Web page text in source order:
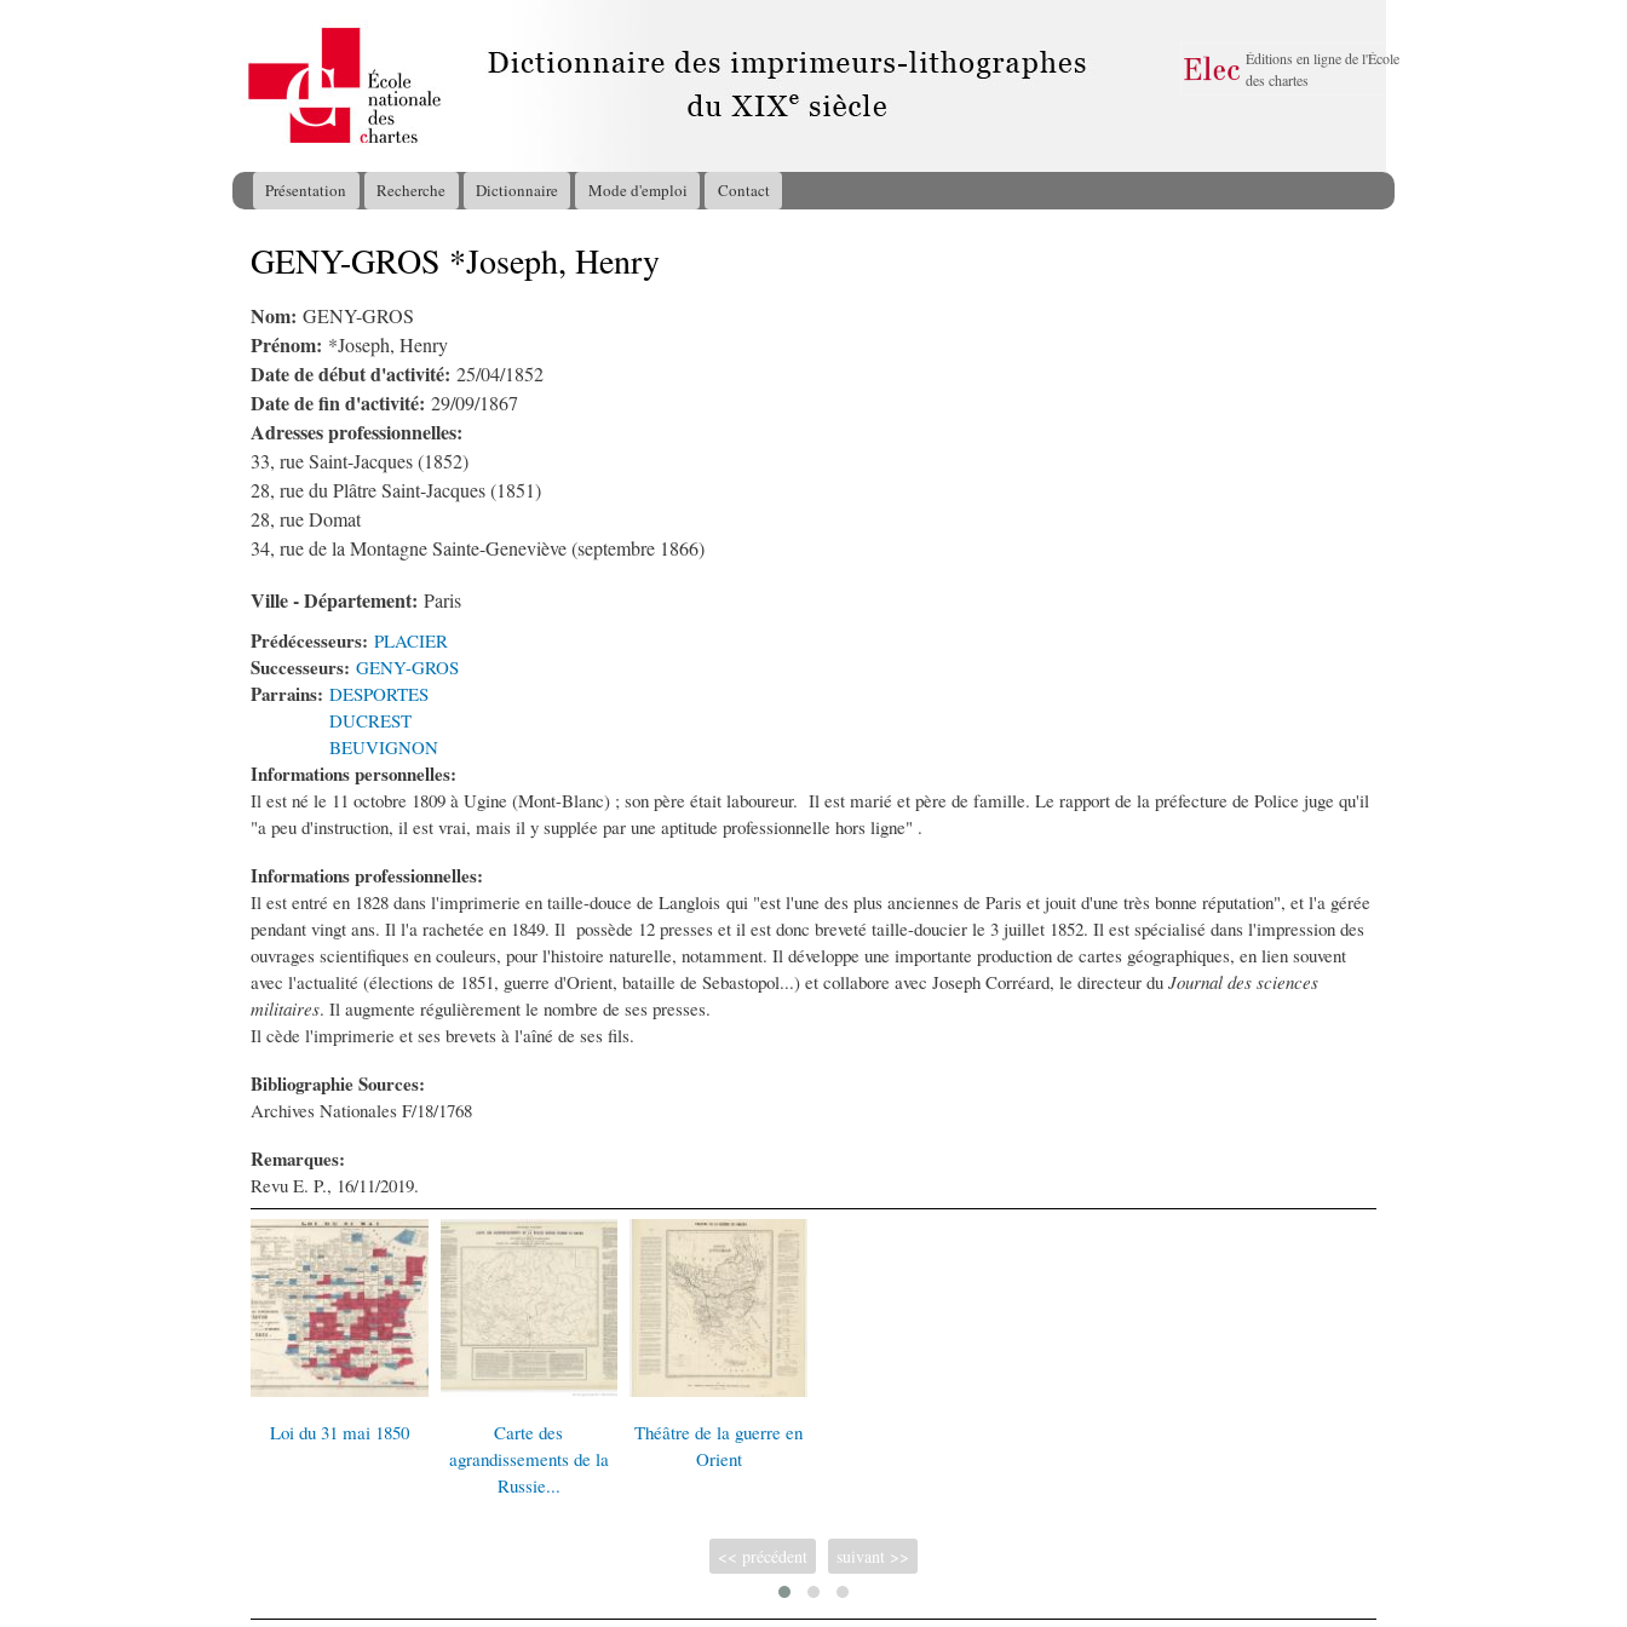
principal
Éditions en ligne de l'École
des chartes
Menu principal
Présentation Recherche Dictionnaire Mode d'emploi Contact
Vous êtes ici
GENY-GROS *Joseph, Henry
Nom: GENY-GROS
Prénom: *Joseph, Henry
Date de début d'activité: 25/04/1852
Date de fin d'activité: 29/09/1867
Adresses professionnelles:
33, rue Saint-Jacques (1852)
28, rue du Plâtre Saint-Jacques (1851)
28, rue Domat
34, rue de la Montagne Sainte-Geneviève (septembre 1866)
Ville - Département: Paris
Prédécesseurs: PLACIER
Successeurs: GENY-GROS
Parrains: DESPORTES
DUCREST
BEUVIGNON
Informations personnelles:
Il est né le 11 octobre 1809 à Ugine (Mont-Blanc) ; son père était laboureur. Il est marié et père de famille. Le rapport de la préfecture de Police juge qu'il
"a peu d'instruction, il est vrai, mais il y supplée par une aptitude professionnelle hors ligne" .
Informations professionnelles:
Il est entré en 1828 dans l'imprimerie en taille-douce de Langlois qui "est l'une des plus anciennes de Paris et jouit d'une très bonne réputation", et l'a gérée
pendant vingt ans. Il l'a rachetée en 1849. Il possède 12 presses et il est donc breveté taille-doucier le 3 juillet 1852. Il est spécialisé dans l'impression des
ouvrages scientifiques en couleurs, pour l'histoire naturelle, notamment. Il développe une importante production de cartes géographiques, en lien souvent
avec l'actualité (élections de 1851, guerre d'Orient, bataille de Sebastopol...) et collabore avec Joseph Corréard, le directeur du Journal des sciences
militaires. Il augmente régulièrement le nombre de ses presses.
Il cède l'imprimerie et ses brevets à l'aîné de ses fils.
Bibliographie Sources:
Archives Nationales F/18/1768
Remarques:
Revu E. P., 16/11/2019.
Loi du 31 mai 1850
Carte des
agrandissements de la
Russie...
Théâtre de la guerre en
Orient
<< précédent suivant >>